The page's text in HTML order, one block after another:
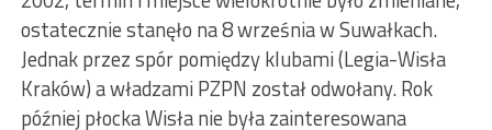
ostatecznie stanęło na 8 września w Suwałkach.
Jednak przez spór pomiędzy klubami (Legia-Wisła
Kraków) a władzami PZPN został odwołany. Rok
później płocka Wisła nie była zainteresowana